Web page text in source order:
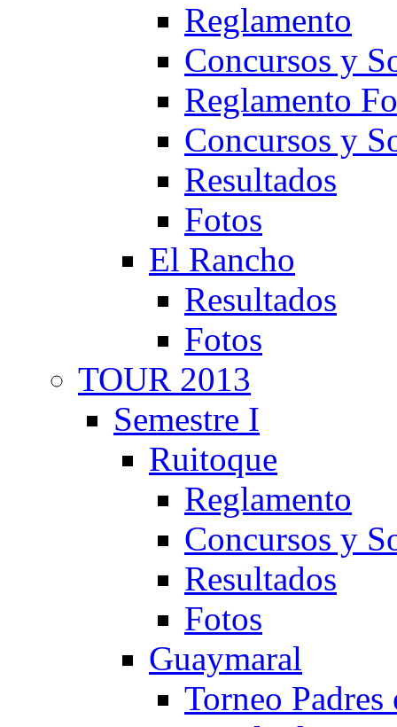
Reglamento
Concursos y
Reglamento
Concursos y
Resultados
Fotos
El Rancho
Resultados
Fotos
TOUR 2013
Semestre I
Ruitoque
Reglamento
Concursos y
Resultados
Fotos
Guaymaral
Torneo